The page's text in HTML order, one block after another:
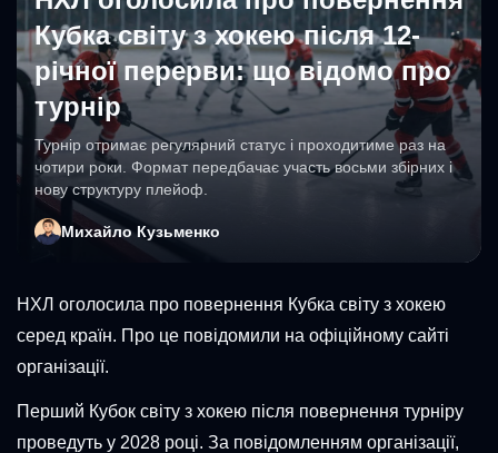
Кубка світу з хокею після 12-
річної перерви: що відомо про
турнір
Турнір отримає регулярний статус і проходитиме раз на
чотири роки. Формат передбачає участь восьми збірних і
нову структуру плейоф.
Михайло Кузьменко
НХЛ оголосила про повернення Кубка світу з хокею
серед країн. Про це повідомили на офіційному сайті
організації.
Перший Кубок світу з хокею після повернення турніру
проведуть у 2028 році. За повідомленням організації,